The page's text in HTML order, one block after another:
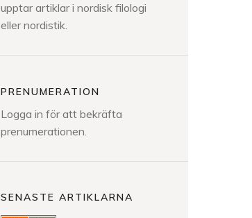
upptar artiklar i nordisk filologi
eller nordistik.
PRENUMERATION
Logga in för att bekräfta
prenumerationen.
SENASTE ARTIKLARNA